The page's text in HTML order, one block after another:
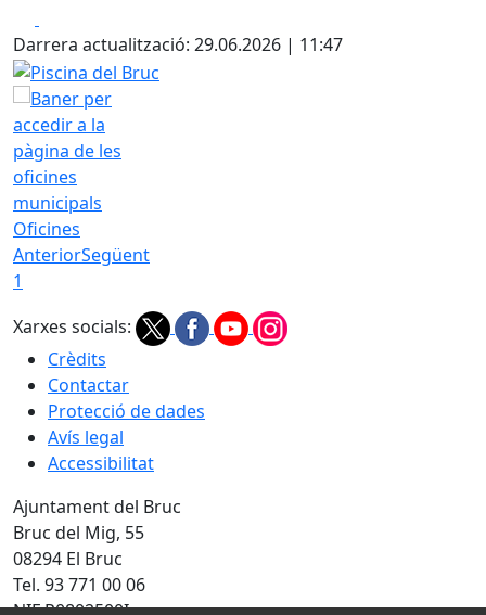
Darrera actualització: 29.06.2026 | 11:47
Piscina del Bruc
Oficines
AnteriorSegüent
1
Xarxes socials:
Crèdits
Contactar
Protecció de dades
Avís legal
Accessibilitat
Ajuntament del Bruc
Bruc del Mig, 55
08294 El Bruc
Tel. 93 771 00 06